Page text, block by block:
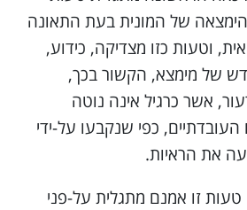
הימצאה של המונית בעת התאונה
וטעות כזו מצדיקה, כידוע,
של מימצא, הקשור בכך,
אשר כרגיל אינה נוטה
כפי שנקבעו על-ידי
את הראיות.
טעות זו אמנם מתגלית על-פני